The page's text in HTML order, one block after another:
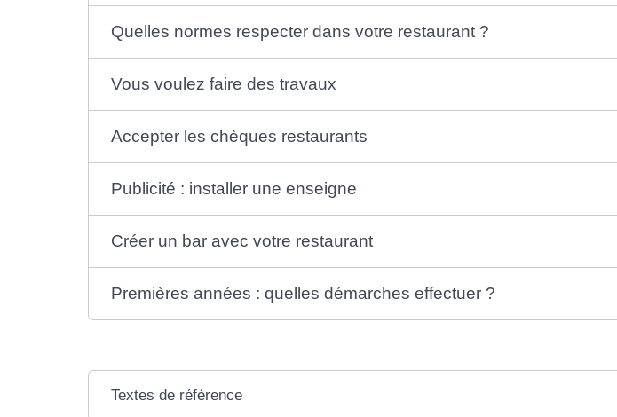
Quelles normes respecter dans votre restaurant ?
Vous voulez faire des travaux
Accepter les chèques restaurants
Publicité : installer une enseigne
Créer un bar avec votre restaurant
Premières années : quelles démarches effectuer ?
Textes de référence